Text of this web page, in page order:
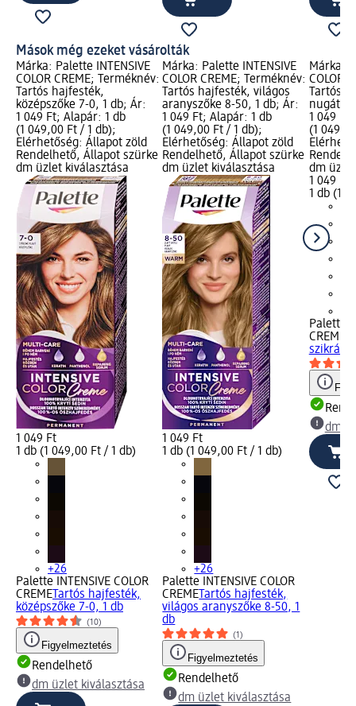
Mások még ezeket vásárolták
Márka: Palette INTENSIVE
COLOR CREME; Terméknév:
Tartós hajfesték,
középszőke 7-0, 1 db; Ár:
1 049 Ft; Alapár: 1 db
(1 049,00 Ft / 1 db);
Elérhetőség: Állapot zöld
Rendelhető, Állapot szürke
dm üzlet kiválasztása
1 049 Ft
1 db (1 049,00 Ft / 1 db)
+26
Palette INTENSIVE COLOR
CREMETartós hajfesték,
középszőke 7-0, 1 db
(10)
Figyelmeztetés
Rendelhető
dm üzlet kiválasztása
Márka: Palette INTENSIVE
COLOR CREME; Terméknév:
Tartós hajfesték, világos
aranyszőke 8-50, 1 db; Ár:
1 049 Ft; Alapár: 1 db
(1 049,00 Ft / 1 db);
Elérhetőség: Állapot zöld
Rendelhető, Állapot szürke
dm üzlet kiválasztása
1 049 Ft
1 db (1 049,00 Ft / 1 db)
+26
Palette INTENSIVE COLOR
CREMETartós hajfesték,
világos aranyszőke 8-50, 1
db
(1)
Figyelmeztetés
Rendelhető
dm üzlet kiválasztása
Márka:
COLOR
Tartós
nugát 7-
1 049
(1
dm
1 049 Ft
1 db (1
Palette
CREME
szikrázó
dm